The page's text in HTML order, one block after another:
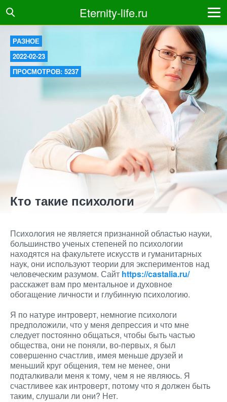
Eternity-life.ru
РАЗНОЕ
2022-02-23
ПРОСМОТРОВ: 5237
Кто такие психологи
Психология не является признанной областью науки,
большинство ученых степеней по психологии
находятся на факультете искусств и гуманитарных
наук, они используют теории для экспериментов над
человеческим разумом. Сайт https://castalia.ru/
расскажет вам про ментальное и духовное
обогащение личности и глубинную психологию.
Я по натуре интроверт, немногие психологи
предположили, что у меня депрессия и что мне
следует постоянно общаться, чтобы быть частью
общества, они не поняли, во-первых, я был
совершенно счастлив, имея меньше друзей и
меньший круг общения, тем не менее, они
подталкивали меня к тому, чем я не являюсь. Я
счастливее как интроверт, потому что я должен быть
таким, слушали ли они? Нет.